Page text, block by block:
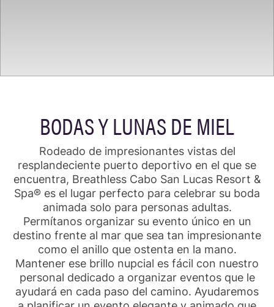
BODAS Y LUNAS DE MIEL
Rodeado de impresionantes vistas del
resplandeciente puerto deportivo en el que se
encuentra, Breathless Cabo San Lucas Resort &
Spa® es el lugar perfecto para celebrar su boda
animada solo para personas adultas.
Permítanos organizar su evento único en un
destino frente al mar que sea tan impresionante
como el anillo que ostenta en la mano.
Mantener ese brillo nupcial es fácil con nuestro
personal dedicado a organizar eventos que le
ayudará en cada paso del camino. Ayudaremos